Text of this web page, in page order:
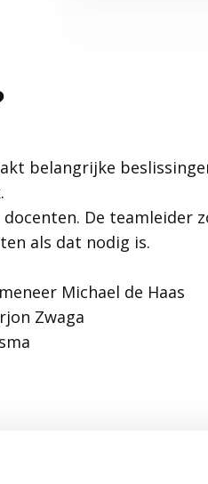
belangrijke
docenten. De teamleider
als dat nodig is.
Michael de Haas
Zwaga